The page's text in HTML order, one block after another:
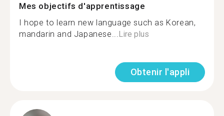
Mes objectifs d'apprentissage
I hope to learn new language such as Korean,
mandarin and Japanese... Lire plus
Obtenir l'appli